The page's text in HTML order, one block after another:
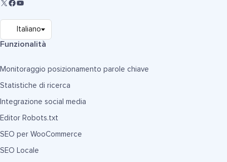
Funzionalità
Monitoraggio posizionamento parole chiave
Statistiche di ricerca
Integrazione social media
Editor Robots.txt
SEO per WooCommerce
SEO Locale